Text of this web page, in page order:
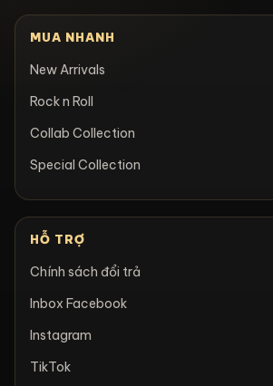
MUA NHANH
New Arrivals
Rock n Roll
Collab Collection
Special Collection
HỖ TRỢ
Chính sách đổi trả
Inbox Facebook
Instagram
TikTok